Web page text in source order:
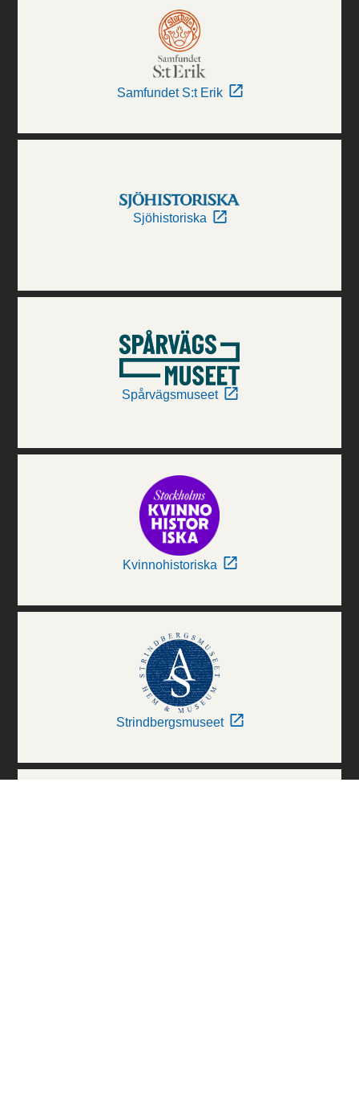
Samfundet S:t Erik
Sjöhistoriska
Spårvägsmuseet
Kvinnohistoriska
Strindbergsmuseet